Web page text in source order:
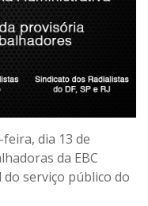
dia 13 de
da EBC
serviço público do